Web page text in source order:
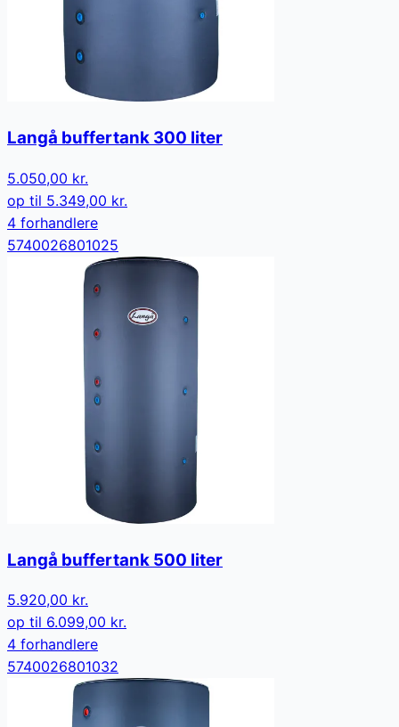
Langå buffertank 300 liter
5.050,00 kr.
op til 5.349,00 kr.
4 forhandlere
5740026801025
Langå buffertank 500 liter
5.920,00 kr.
op til 6.099,00 kr.
4 forhandlere
5740026801032